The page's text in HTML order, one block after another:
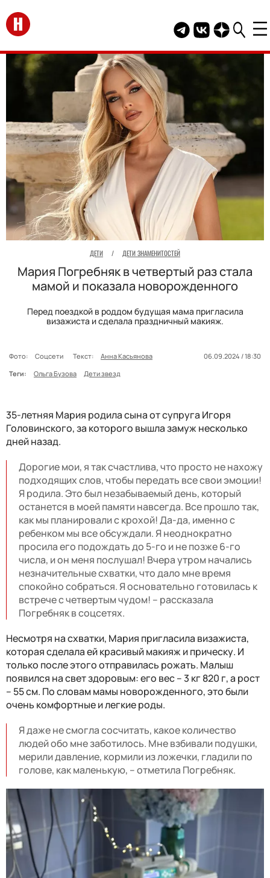
Перейти на главную
Telegram канал
Группа HELLO
Канал
ДЕТИ / ДЕТИ ЗНАМЕНИТОСТЕЙ
Мария Погребняк в четвертый раз стала
мамой и показала новорожденного
Перед поездкой в роддом будущая мама пригласила
визажиста и сделала праздничный макияж.
Фото: Соцсети Текст: Анна Касьянова
06.09.2024 / 18:30
Теги:
Ольга Бузова Дети звезд
35-летняя Мария родила сына от супруга Игоря
Головинского, за которого вышла замуж несколько
дней назад.
Дорогие мои, я так счастлива, что просто не нахожу
подходящих слов, чтобы передать все свои эмоции!
Я родила. Это был незабываемый день, который
останется в моей памяти навсегда. Все прошло так,
как мы планировали с крохой! Да-да, именно с
ребенком мы все обсуждали. Я неоднократно
просила его подождать до 5-го и не позже 6-го
числа, и он меня послушал! Вчера утром начались
незначительные схватки, что дало мне время
спокойно собраться. Я основательно готовилась к
встрече с четвертым чудом! – рассказала
Погребняк в соцсетях.
Несмотря на схватки, Мария пригласила визажиста,
которая сделала ей красивый макияж и прическу. И
только после этого отправилась рожать. Малыш
появился на свет здоровым: его вес – 3 кг 820 г, а рост
– 55 см. По словам мамы новорожденного, это были
очень комфортные и легкие роды.
Я даже не смогла сосчитать, какое количество
людей обо мне заботилось. Мне взбивали подушки,
мерили давление, кормили из ложечки, гладили по
голове, как маленькую, – отметила Погребняк.